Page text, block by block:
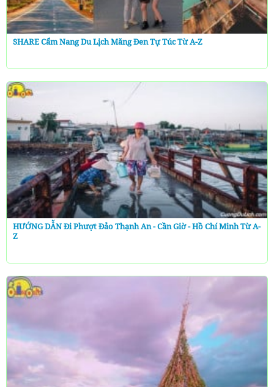
SHARE Cẩm Nang Du Lịch Măng Đen Tự Túc Từ A-Z
HƯỚNG DẪN Đi Phượt Đảo Thạnh An - Cần Giờ - Hồ Chí Minh Từ A-
Z